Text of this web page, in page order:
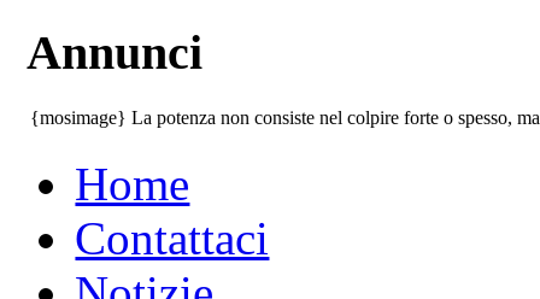
Annunci
{mosimage} La potenza non consiste nel colpire forte o spesso,
Home
Contattaci